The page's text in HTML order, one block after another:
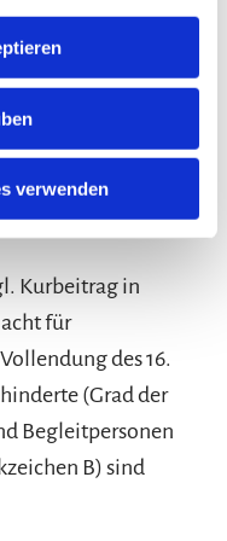
verwenden
Sie als
den gleichen
Sprechen
Anfrage an.
Kurbeitrag in
für
des 16.
(Grad der
Begleitpersonen
B) sind